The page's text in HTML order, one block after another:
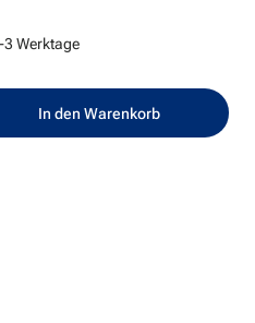
Werktage
gewünschten
In den Warenkorb